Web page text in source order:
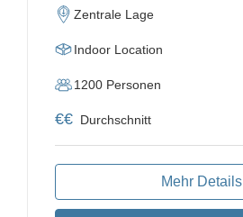
Zentrale Lage
Indoor Location
1200 Personen
€€ Durchschnitt
Mehr Details